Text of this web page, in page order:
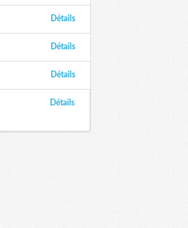
Détails
Détails
Détails
Détails